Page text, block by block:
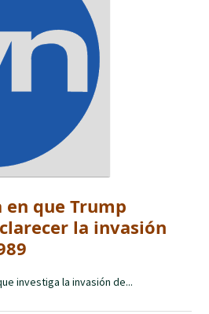
en que Trump
la invasión
investiga la invasión de...